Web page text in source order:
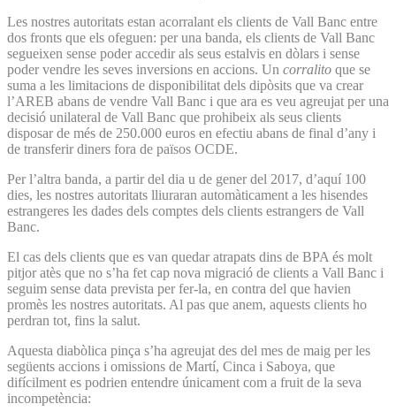
Les nostres autoritats estan acorralant els clients de Vall Banc entre
dos fronts que els ofeguen: per una banda, els clients de Vall Banc
segueixen sense poder accedir als seus estalvis en dòlars i sense
poder vendre les seves inversions en accions. Un corralito que se
suma a les limitacions de disponibilitat dels dipòsits que va crear
l’AREB abans de vendre Vall Banc i que ara es veu agreujat per una
decisió unilateral de Vall Banc que prohibeix als seus clients
disposar de més de 250.000 euros en efectiu abans de final d’any i
de transferir diners fora de països OCDE.
Per l’altra banda, a partir del dia u de gener del 2017, d’aquí 100
dies, les nostres autoritats lliuraran automàticament a les hisendes
estrangeres les dades dels comptes dels clients estrangers de Vall
Banc.
El cas dels clients que es van quedar atrapats dins de BPA és molt
pitjor atès que no s’ha fet cap nova migració de clients a Vall Banc i
seguim sense data prevista per fer-la, en contra del que havien
promès les nostres autoritats. Al pas que anem, aquests clients ho
perdran tot, fins la salut.
Aquesta diabòlica pinça s’ha agreujat des del mes de maig per les
següents accions i omissions de Martí, Cinca i Saboya, que
difícilment es podrien entendre únicament com a fruit de la seva
incompetència: